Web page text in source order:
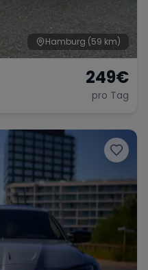
Hamburg (59 km)
249€
pro Tag